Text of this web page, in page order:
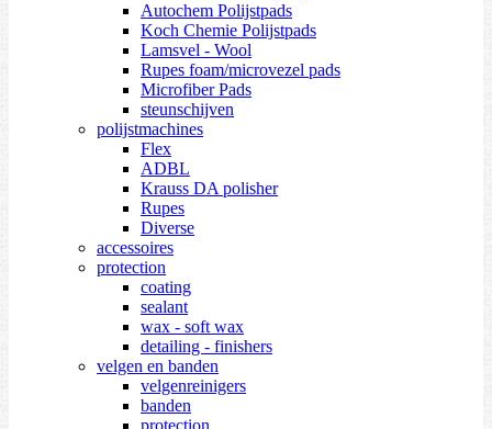
Autochem Polijstpads
Koch Chemie Polijstpads
Lamsvel - Wool
Rupes foam/microvezel pads
Microfiber Pads
steunschijven
polijstmachines
Flex
ADBL
Krauss DA polisher
Rupes
Diverse
accessoires
protection
coating
sealant
wax - soft wax
detailing - finishers
velgen en banden
velgenreinigers
banden
protection